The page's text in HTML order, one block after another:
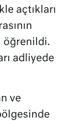
açtıkları
öğrenildi.
adliyede
ve